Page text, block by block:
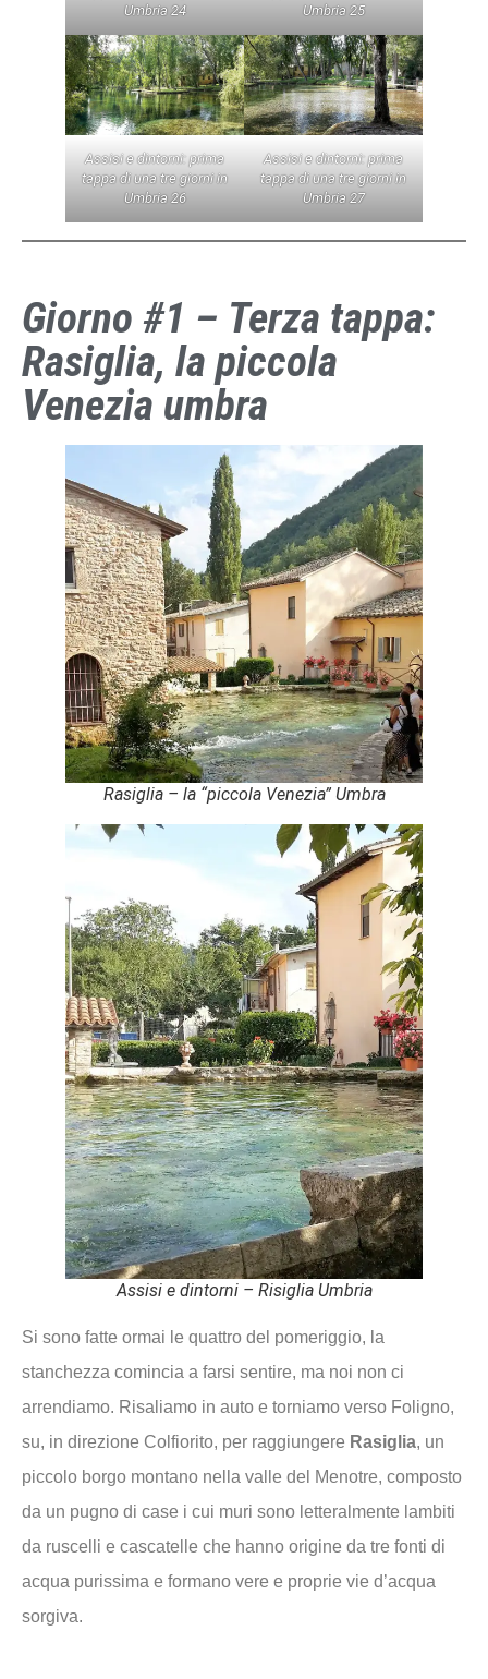
Umbria 24
Umbria 25
Assisi e dintorni: prima
tappa di una tre giorni in
Umbria 26
Assisi e dintorni: prima
tappa di una tre giorni in
Umbria 27
Giorno #1 – Terza tappa:
Rasiglia, la piccola
Venezia umbra
Rasiglia – la “piccola Venezia” Umbra
Assisi e dintorni – Risiglia Umbria
Si sono fatte ormai le quattro del pomeriggio, la
stanchezza comincia a farsi sentire, ma noi non ci
arrendiamo. Risaliamo in auto e torniamo verso Foligno,
su, in direzione Colfiorito, per raggiungere Rasiglia, un
piccolo borgo montano nella valle del Menotre, composto
da un pugno di case i cui muri sono letteralmente lambiti
da ruscelli e cascatelle che hanno origine da tre fonti di
acqua purissima e formano vere e proprie vie d’acqua
sorgiva.